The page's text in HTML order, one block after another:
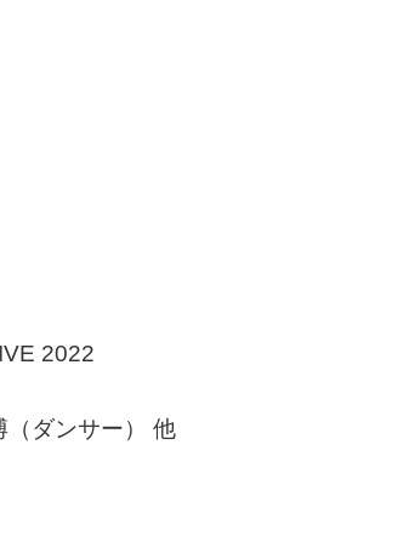
2022
（ダンサー） 他